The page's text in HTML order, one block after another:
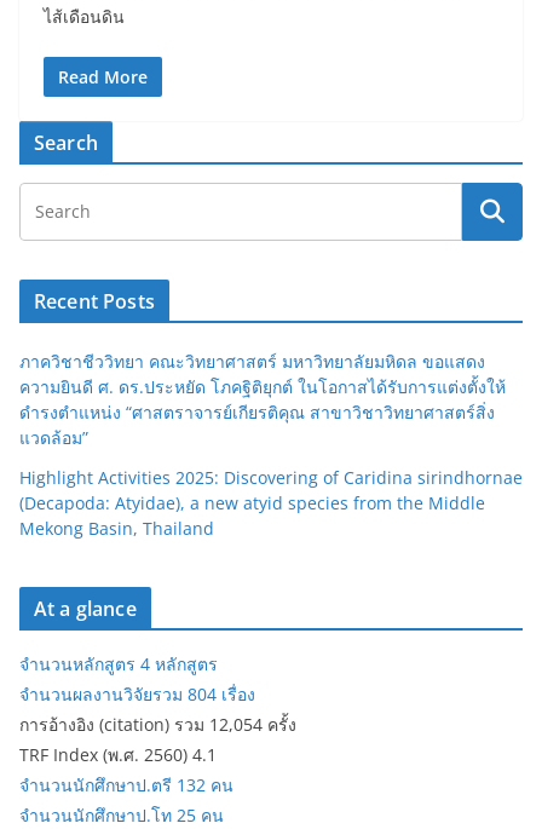
ไส้เดือนดิน
Read More
Search
Recent Posts
ภาควิชาชีววิทยา คณะวิทยาศาสตร์ มหาวิทยาลัยมหิดล ขอแสดง
ความยินดี ศ. ดร.ประหยัด โภคฐิติยุกต์ ในโอกาสได้รับการแต่งตั้งให้
ดำรงตำแหน่ง “ศาสตราจารย์เกียรติคุณ สาขาวิชาวิทยาศาสตร์สิ่ง
แวดล้อม”
Highlight Activities 2025: Discovering of Caridina sirindhornae
(Decapoda: Atyidae), a new atyid species from the Middle
Mekong Basin, Thailand
At a glance
จำนวนหลักสูตร 4 หลักสูตร
จำนวนผลงานวิจัยรวม 804 เรื่อง
การอ้างอิง (citation) รวม 12,054 ครั้ง
TRF Index (พ.ศ. 2560) 4.1
จำนวนนักศึกษาป.ตรี 132 คน
จำนวนนักศึกษาป.โท 25 คน